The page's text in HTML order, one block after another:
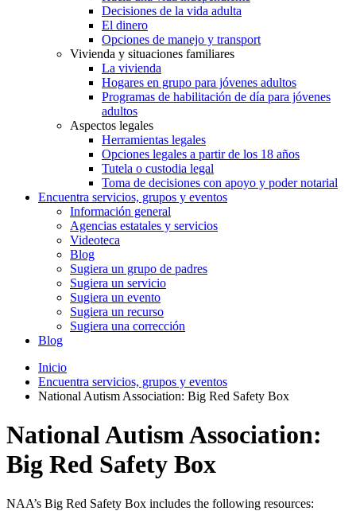
Decisiones de la vida adulta
El dinero
Opciones de manejo y transport
Vivienda y situaciones familiares
La vivienda
Hogares en grupo para jóvenes adultos
Programas de habilitación de día para jóvenes
adultos
Aspectos legales
Herramientas legales
Opciones legales a partir de los 18 años
Tutela o custodia legal
Toma de decisiones con apoyo y poder notarial
Encuentra servicios, grupos y eventos
Información general
Agencias estatales y servicios
Videoteca
Blog
Sugiera un grupo de padres
Sugiera un servicio
Sugiera un evento
Sugiera un recurso
Sugiera una corrección
Blog
Inicio
Encuentra servicios, grupos y eventos
National Autism Association: Big Red Safety Box
National Autism Association:
Big Red Safety Box
NAA’s Big Red Safety Box includes the following resources: